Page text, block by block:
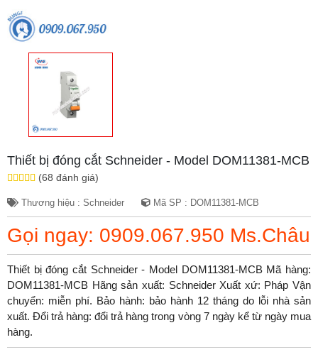
Thiết bị đóng cắt Schneider - Model DOM11381-MCB
(68 đánh giá)
Thương hiệu : Schneider Mã SP : DOM11381-MCB
Gọi ngay: 0909.067.950 Ms.Châu
Thiết bị đóng cắt Schneider - Model DOM11381-MCB Mã hàng:
DOM11381-MCB Hãng sản xuất: Schneider Xuất xứ: Pháp Vận
chuyển: miễn phí. Bảo hành: bảo hành 12 tháng do lỗi nhà sản
xuất. Đổi trả hàng: đổi trả hàng trong vòng 7 ngày kể từ ngày mua
hàng.